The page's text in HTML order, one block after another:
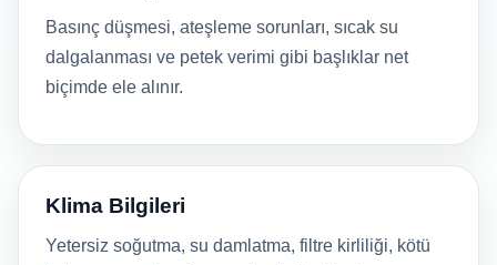
Basınç düşmesi, ateşleme sorunları, sıcak su
dalgalanması ve petek verimi gibi başlıklar net
biçimde ele alınır.
Klima Bilgileri
Yetersiz soğutma, su damlatma, filtre kirliliği, kötü